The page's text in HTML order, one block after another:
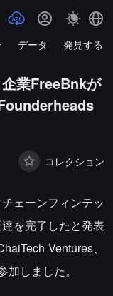
データ 発見する
業FreeBnkが
コレクション
ェーンフィンテッ
を完了したと発表
Ventures、
しました。